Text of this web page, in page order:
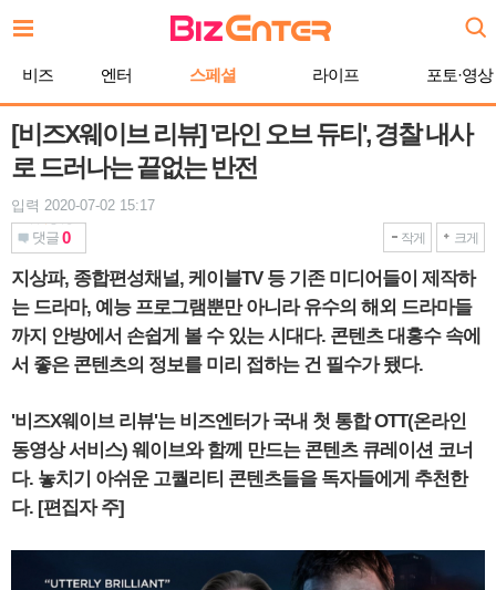
문
기
비즈 엔터 스페셜 라이프 포토·영상
[비즈X웨이브 리뷰] '라인 오브 듀티', 경찰 내사
로 드러나는 끝없는 반전
입력 2020-07-02 15:17
댓글 0 작게 크게
지상파, 종합편성채널, 케이블TV 등 기존 미디어들이 제작하
는 드라마, 예능 프로그램뿐만 아니라 유수의 해외 드라마들
까지 안방에서 손쉽게 볼 수 있는 시대다. 콘텐츠 대홍수 속에
서 좋은 콘텐츠의 정보를 미리 접하는 건 필수가 됐다.
'비즈X웨이브 리뷰'는 비즈엔터가 국내 첫 통합 OTT(온라인
동영상 서비스) 웨이브와 함께 만드는 콘텐츠 큐레이션 코너
다. 놓치기 아쉬운 고퀄리티 콘텐츠들을 독자들에게 추천한
다. [편집자 주]